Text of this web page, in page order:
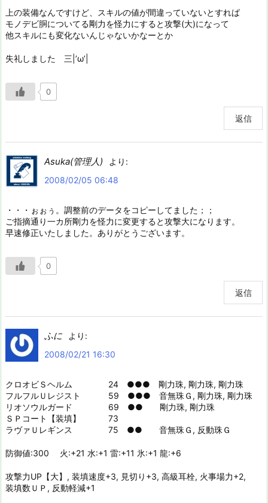
上の装備なんですけど、スキルの値が間違っていないとすれば
モノデビ胴についてる剛力を怪力にすると攻撃(大)になって
他スキルにも変化ないんじゃないかなーとか
失礼しました 三|’ω’|
0
返信
Asuka(管理人)
より:
2008/02/05 06:48
・・・ぉぉぅ。調整前のデータをコピーしてました；；
ご指摘通り一カ所剛力を怪力に変更すると攻撃大になります。
早速修正いたしました。ありがとうございます。
0
返信
ふに
より:
2008/02/21 16:30
クロオビＳヘルム 24 ●●● 剛力珠, 剛力珠, 剛力珠
フルフルＵレジスト 59 ●●● 音無珠Ｇ, 剛力珠, 剛力珠
リオソウルガード 69 ●● 剛力珠, 剛力珠
ＳＰコート【装填】 73
ラヴァＵレギンス 75 ●● 音無珠Ｇ, 反動珠Ｇ
防御値:300 火:+21 水:+1 雷:+11 氷:+1 龍:+6
攻撃力UP【大】, 装填速度+3, 見切り+3, 高級耳栓, 火事場力+2,
装填数ＵＰ, 反動軽減+1